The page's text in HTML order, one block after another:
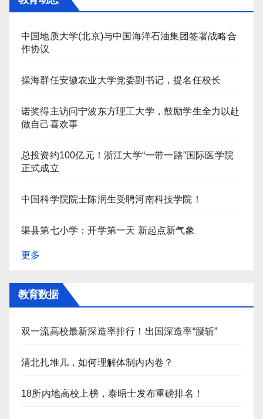
中国地质大学(北京)与中国海洋石油集团签署战略合
作协议
操海群任安徽农业大学党委副书记，提名任校长
诺奖得主访问宁波东方理工大学，鼓励学生全力以赴
做自己喜欢事
总投资约100亿元！浙江大学“一带一路”国际医学院
正式成立
中国科学院院士陈润生受聘河南科技学院！
渠县第七小学：开学第一天 新起点新气象
更多
教育数据
双一流高校最新深造率排行！出国深造率“腰斩”
清北扎堆儿，如何理解体制内内卷？
18所内地高校上榜，泰晤士发布重磅排名！